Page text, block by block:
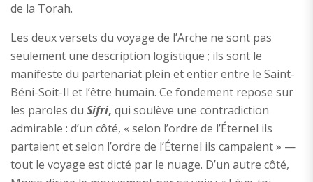
de la Torah.
Les deux versets du voyage de l’Arche ne sont pas
seulement une description logistique ; ils sont le
manifeste du partenariat plein et entier entre le Saint-
Béni-Soit-Il et l’être humain. Ce fondement repose sur
les paroles du Sifri, qui soulève une contradiction
admirable : d’un côté, « selon l’ordre de l’Éternel ils
partaient et selon l’ordre de l’Éternel ils campaient » —
tout le voyage est dicté par le nuage. D’un autre côté,